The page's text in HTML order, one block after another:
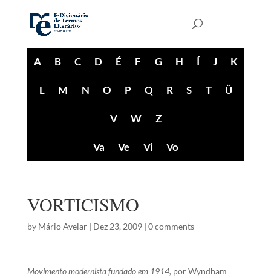
A B C D É F G H Í J K
L M N O P Q R S T Ü
V W Z
Va Ve Vi Vo
VORTICISMO
by Mário Avelar| Dez 23, 2009| 0 comments
Movimento modernista fundado em 1914, por Wyndham